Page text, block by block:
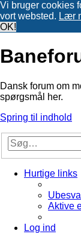
Vi bruger cookies
vort websted. Lær
OK!
Dansk forum om
spørgsmål her.
Spring til indhold
Hurtige links
Aktive
Log ind